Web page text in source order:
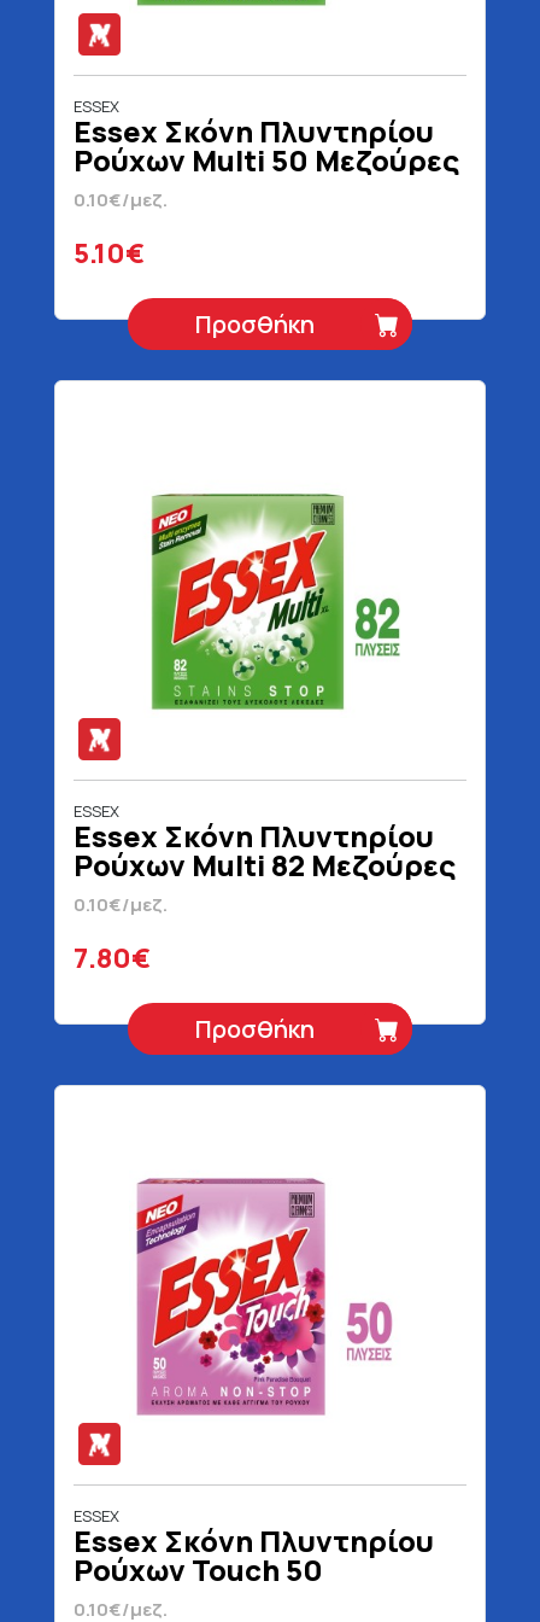
ESSEX
Essex Σκόνη Πλυντηρίου
Ρούχων Multi 50 Μεζούρες
2.4 kg
0.10€/μεζ.
5.10€
Προσθήκη
ESSEX
Essex Σκόνη Πλυντηρίου
Ρούχων Multi 82 Μεζούρες
3690 gr
0.10€/μεζ.
7.80€
Προσθήκη
ESSEX
Essex Σκόνη Πλυντηρίου
Ρούχων Touch 50
Μεζούρες 2.4 kg
0.10€/μεζ.